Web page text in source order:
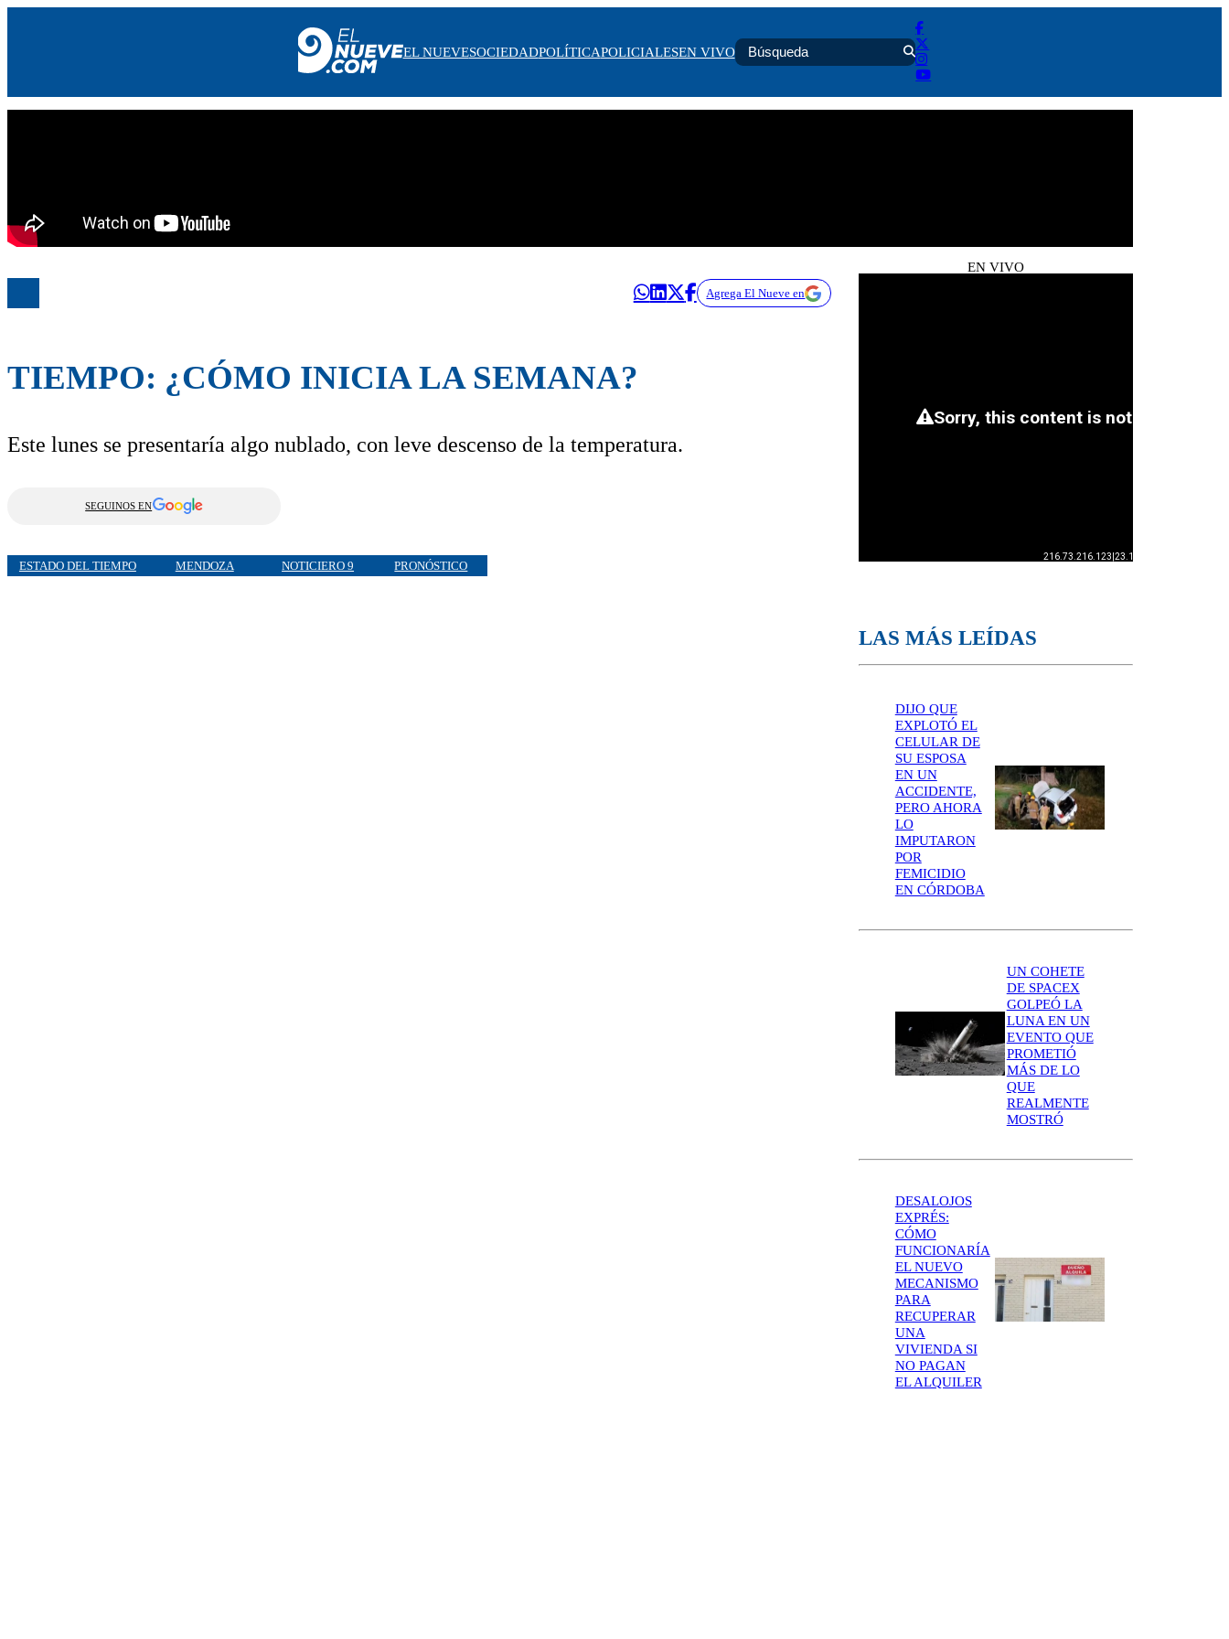
EN VIVO
EL NUEVESOCIEDADPOLÍTICAPOLICIALESEN VIVO
Agrega El Nueve en
TIEMPO: ¿CÓMO INICIA LA SEMANA?
Este lunes se presentaría algo nublado, con leve descenso de la temperatura.
SEGUINOS EN
ESTADO DEL TIEMPO MENDOZA NOTICIERO 9 PRONÓSTICO
EN VIVO
LAS MÁS LEÍDAS
DIJO QUE
EXPLOTÓ EL
CELULAR DE
SU ESPOSA
EN UN
ACCIDENTE,
PERO AHORA
LO
IMPUTARON
POR
FEMICIDIO
EN CÓRDOBA
UN COHETE
DE SPACEX
GOLPEÓ LA
LUNA EN UN
EVENTO QUE
PROMETIÓ
MÁS DE LO
QUE
REALMENTE
MOSTRÓ
DESALOJOS
EXPRÉS:
CÓMO
FUNCIONARÍA
EL NUEVO
MECANISMO
PARA
RECUPERAR
UNA
VIVIENDA SI
NO PAGAN
EL ALQUILER